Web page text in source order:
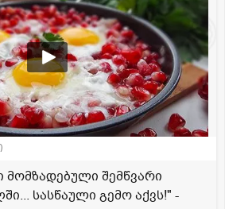
შემწვარი
სასწაული გემო აქვს!" -